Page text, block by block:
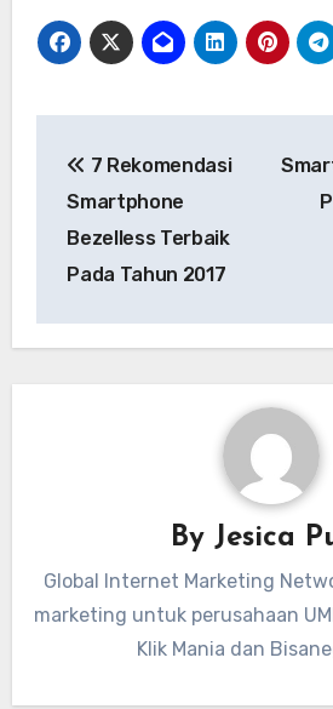
pos
7 Rekomendasi
Smartphone
Bezelless Terbaik
Pada Tahun 2017
By Jesica
Global Internet Marketing
marketing untuk perusahaan
Klik Mania dan